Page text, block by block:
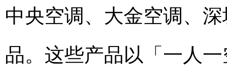
中央空调、大金空调、
品。这些产品以「一人